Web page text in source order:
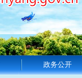
政务公开